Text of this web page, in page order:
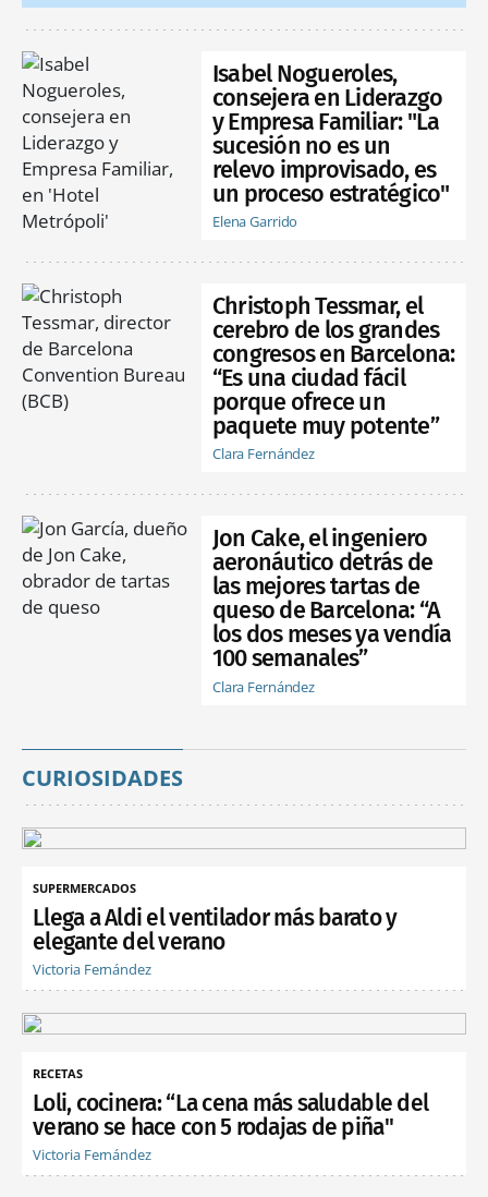
Isabel Nogueroles,
consejera en Liderazgo
y Empresa Familiar: "La
sucesión no es un
relevo improvisado, es
un proceso estratégico"
Elena Garrido
Christoph Tessmar, el
cerebro de los grandes
congresos en Barcelona:
“Es una ciudad fácil
porque ofrece un
paquete muy potente”
Clara Fernández
Jon Cake, el ingeniero
aeronáutico detrás de
las mejores tartas de
queso de Barcelona: “A
los dos meses ya vendía
100 semanales”
Clara Fernández
CURIOSIDADES
SUPERMERCADOS
Llega a Aldi el ventilador más barato y
elegante del verano
Victoria Fernández
RECETAS
Loli, cocinera: “La cena más saludable del
verano se hace con 5 rodajas de piña"
Victoria Fernández